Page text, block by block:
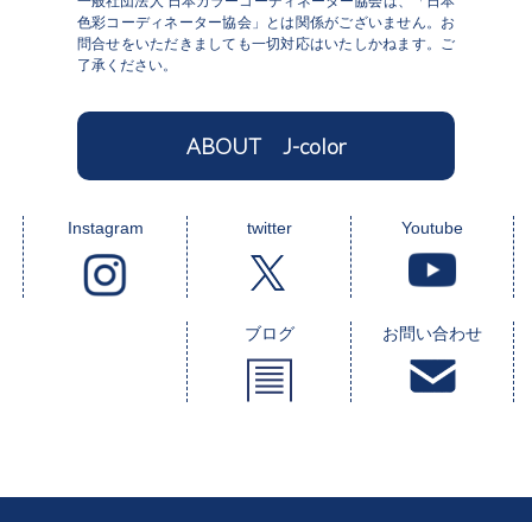
色彩コーディネーター協会」とは関係がございません。お
問合せをいただきましても一切対応はいたしかねます。ご
了承ください。
ABOUT J-color
Instagram twitter Youtube
ブログ お問い合わせ